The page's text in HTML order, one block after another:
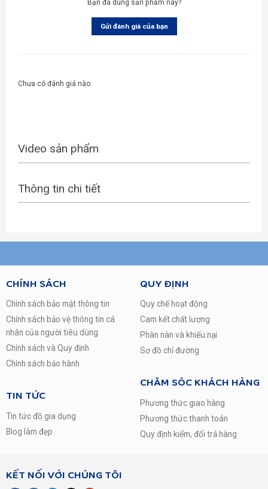
Bạn đã dùng sản phẩm này?
Gửi đánh giá của bạn
Chưa có đánh giá nào.
Video sản phẩm
Thông tin chi tiết
CHÍNH SÁCH
Chính sách bảo mật thông tin
Chính sách bảo vệ thông tin cá
nhân của người tiêu dùng
Chính sách và Quy định
Chính sách bảo hành
TIN TỨC
Tin tức đồ gia dụng
Blog làm đẹp
QUY ĐỊNH
Quy chế hoạt động
Cam kết chất lượng
Phàn nàn và khiếu nại
Sơ đồ chỉ đường
CHĂM SÓC KHÁCH HÀNG
Phương thức giao hàng
Phương thức thanh toán
Quy định kiểm, đổi trả hàng
KẾT NỐI VỚI CHÚNG TÔI